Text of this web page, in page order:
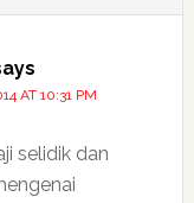
AT 10:31 PM
selidik dan